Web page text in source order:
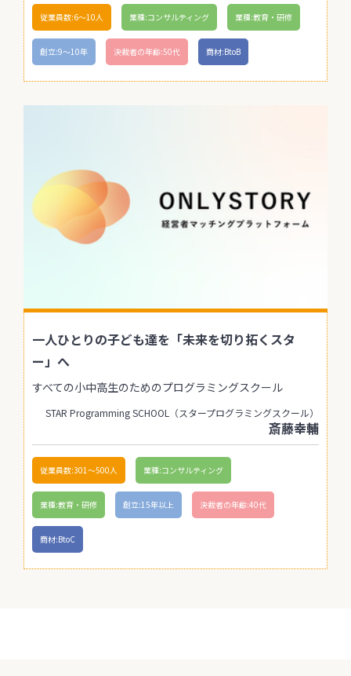
従業員数:6～10人 業種:コンサルティング 業種:教育・研修
創立:9〜10年 決裁者の年齢:50代 商材:BtoB
一人ひとりの子ども達を「未来を切り拓くスタ
ー」へ
すべての小中高生のためのプログラミングスクール
STAR Programming SCHOOL（スタープログラミングスクール）
斎藤幸輔
従業員数:301〜500人 業種:コンサルティング
業種:教育・研修 創立:15年以上 決裁者の年齢:40代
商材:BtoC